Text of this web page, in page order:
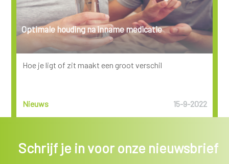
Optimale houding na inname medicatie
Hoe je ligt of zit maakt een groot verschil
Nieuws 15-9-2022
Schrijf je in voor onze nieuwsbrief